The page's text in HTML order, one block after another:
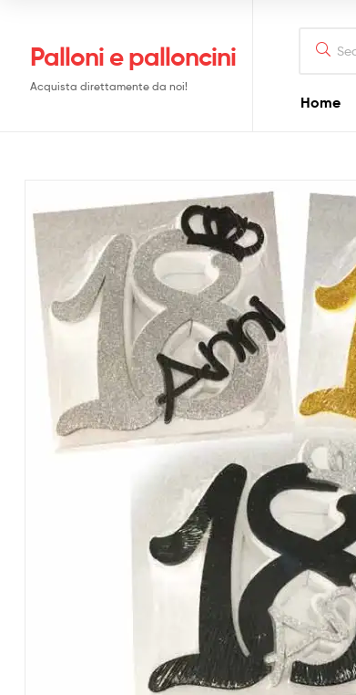
Palloni e palloncini
Acquista direttamente da noi!
for:
Home